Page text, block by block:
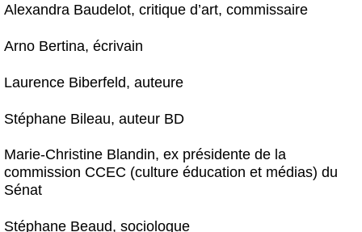
Alexandra Baudelot, critique d’art, commissaire
Arno Bertina, écrivain
Laurence Biberfeld, auteure
Stéphane Bileau, auteur BD
Marie-Christine Blandin, ex présidente de la
commission CCEC (culture éducation et médias) du
Sénat
Stéphane Beaud, sociologue